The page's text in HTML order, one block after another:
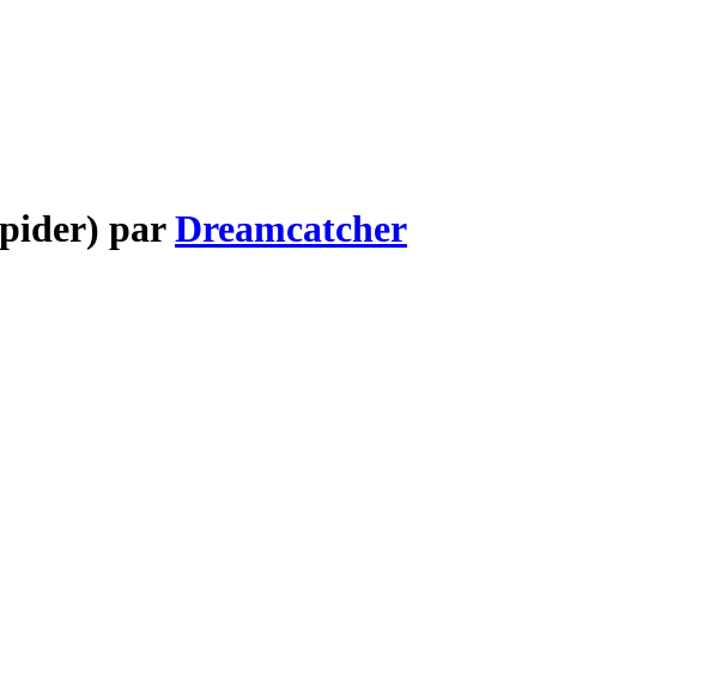
parDreamcatcher